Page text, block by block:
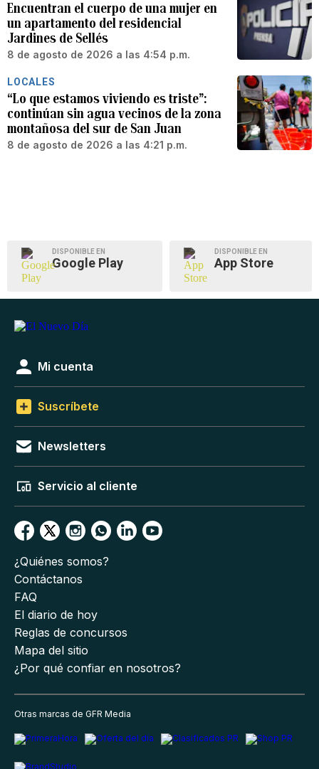
Encuentran el cuerpo de una mujer en
un apartamento del residencial
Jardines de Sellés
8 de agosto de 2026 a las 4:54 p.m.
LOCALES
“Lo que estamos viviendo es triste”:
continúan sin agua vecinos de la zona
montañosa del sur de San Juan
8 de agosto de 2026 a las 4:21 p.m.
DISPONIBLE EN
Google Play
DISPONIBLE EN
App Store
Mi cuenta
Suscríbete
Newsletters
Servicio al cliente
¿Quiénes somos?
Contáctanos
FAQ
El diario de hoy
Reglas de concursos
Mapa del sitio
¿Por qué confiar en nosotros?
Otras marcas de GFR Media